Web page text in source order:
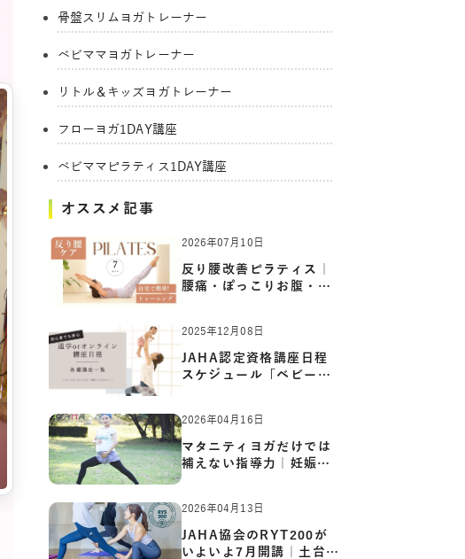
骨盤スリムヨガトレーナー
ベビママヨガトレーナー
リトル＆キッズヨガトレーナー
フローヨガ1DAY講座
ベビママピラティス1DAY講座
オススメ記事
2026年07月10日
反り腰改善ピラティス｜
腰痛・ぽっこりお腹・姿
2025年12月08日
JAHA認定資格講座日程
スケジュール「ベビーヨ
2026年04月16日
マタニティヨガだけでは
補えない指導力｜妊娠期
の体…
2026年04月13日
JAHA協会のRYT200が
いよいよ7月開講｜土台か